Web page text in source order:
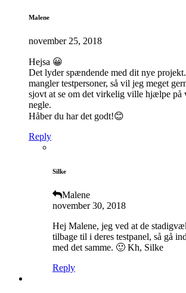
Malene
november 25, 2018
Hejsa 😀
Det lyder spændende med dit nye
mangler testpersoner, så vil jeg meget
sjovt at se om det virkelig ville hjælpe på
negle.
Håber du har det godt!😊
Reply
Silke
Malene
november 30, 2018
Hej Malene, jeg ved at de
tilbage til i deres testpanel, så gå
med det samme. 🙂 Kh, Silke
Reply